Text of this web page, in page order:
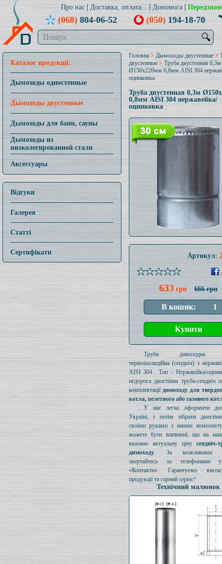
Про нас Доставка, оплата... Допомога
(068)804-06-52 (050)194-18-70
🔍
Каталог продукції:
Дымоходы одностенные
Дымоходы двустенные
Дымоходы для бани, сауны
Дымоходы из
низколегированной стали
Аксессуары
Відгуки
Галерея
Статті
Сертифікати
Головна > Дымоходы двустенные >
двустенные>Труба двустенная 0,3м
Ø150x220мм 0,8мм AISI 304
оцинковка
Труба двустенная 0,3м
0,8мм AISI 304 нержавейка/
оцинковка
Артикул:
633 грн 666 грн
Труба димохідна
термоізоляційна (сендвіч) з
AISI 304 . Тип – Нержавійка/
недорога двостінна труба-сендвіч
комплектаціїдимоходу для
котла, пелетного або газового
У нас легко оформити
Україні, і потім зібрати
своїми руками з наших
можете бути впевнені, що на
вказано актуальну ціну
димоходу. За можливими
звертайтесь за телефонами
«Контакти». Гарантуємо
продукції та гарний сервіс!
Технічний малюнок